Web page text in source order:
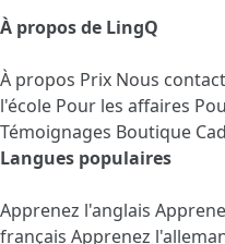
À propos de LingQ
À propos Prix Nous
l'école Pour les affaires
Témoignages Boutique
Langues populaires
Apprenez l'anglais
français Apprenez